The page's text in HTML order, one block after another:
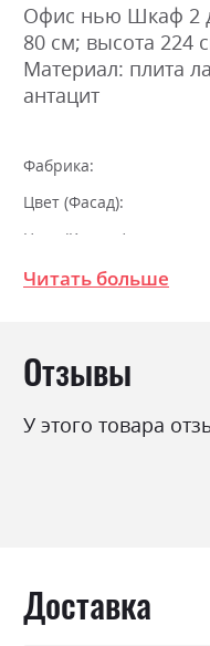
Офис нью Шкаф 2
80 см; высота 224
Материал: плита
антацит
Фабрика:
Цвет (Фасад):
Цвет (Корпус):
Цвет материала
Читать больше
Отзывы
У этого товара
Доставка